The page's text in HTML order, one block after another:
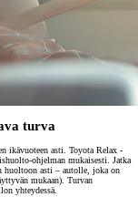
turva
ikävuoteen asti. Toyota Relax -
ohjelman mukaisesti. Jatka
huoltoon asti – autolle, joka on
mukaan). Turvan
yhteydessä.